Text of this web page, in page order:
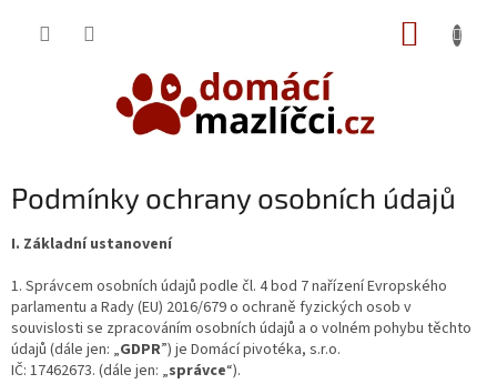
Podmínky ochrany osobních údajů
I. Základní ustanovení
1. Správcem osobních údajů podle čl. 4 bod 7 nařízení Evropského
parlamentu a Rady (EU) 2016/679 o ochraně fyzických osob v
souvislosti se zpracováním osobních údajů a o volném pohybu těchto
údajů (dále jen: „GDPR”) je Domácí pivotéka, s.r.o.
IČ: 17462673. (dále jen: „správce“).